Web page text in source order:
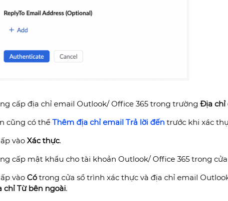
cấp địa chỉ email Outlook/ Office 365 trong trườngĐịa chỉ
cũng có thểThêm địa chỉ email Trả lời đến trước khi xác
vàoXác thực.
cấp mật khẩu cho tài khoản Outlook/ Office 365 trong
vàoCótrong cửa sổ trình xác thực và địa chỉ email
chỉ Từ bên ngoài.